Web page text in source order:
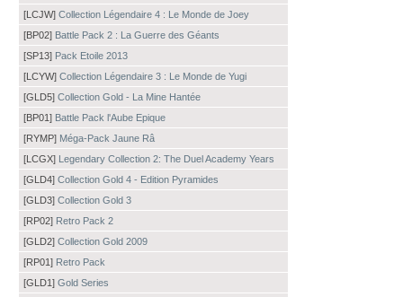
[LCJW] Collection Légendaire 4 : Le Monde de Joey
[BP02] Battle Pack 2 : La Guerre des Géants
[SP13] Pack Etoile 2013
[LCYW] Collection Légendaire 3 : Le Monde de Yugi
[GLD5] Collection Gold - La Mine Hantée
[BP01] Battle Pack l'Aube Epique
[RYMP] Méga-Pack Jaune Râ
[LCGX] Legendary Collection 2: The Duel Academy Years
[GLD4] Collection Gold 4 - Edition Pyramides
[GLD3] Collection Gold 3
[RP02] Retro Pack 2
[GLD2] Collection Gold 2009
[RP01] Retro Pack
[GLD1] Gold Series